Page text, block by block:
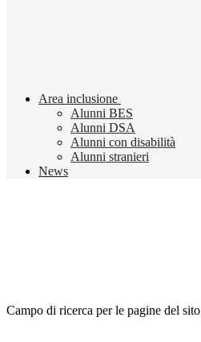
Area inclusione
Alunni BES
Alunni DSA
Alunni con disabilità
Alunni stranieri
News
Campo di ricerca per le pagine del sito